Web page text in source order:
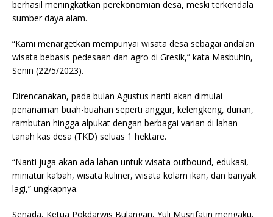
berhasil meningkatkan perekonomian desa, meski terkendala
sumber daya alam.
“Kami menargetkan mempunyai wisata desa sebagai andalan
wisata bebasis pedesaan dan agro di Gresik,” kata Masbuhin,
Senin (22/5/2023).
Direncanakan, pada bulan Agustus nanti akan dimulai
penanaman buah-buahan seperti anggur, kelengkeng, durian,
rambutan hingga alpukat dengan berbagai varian di lahan
tanah kas desa (TKD) seluas 1 hektare.
“Nanti juga akan ada lahan untuk wisata outbound, edukasi,
miniatur ka’bah, wisata kuliner, wisata kolam ikan, dan banyak
lagi,” ungkapnya.
Senada, Ketua Pokdarwis Bulangan, Yuli Musrifatin mengaku,